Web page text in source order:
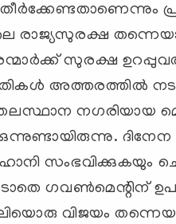
രാജ്യസുരക്ഷ
സുരക്ഷ
അത്തരത്തില്‍
നഗരിയായ
ദിനേന
സംഭവിക്കുകയും
ഗവണ്‍മെന്റിന്
വിജയം